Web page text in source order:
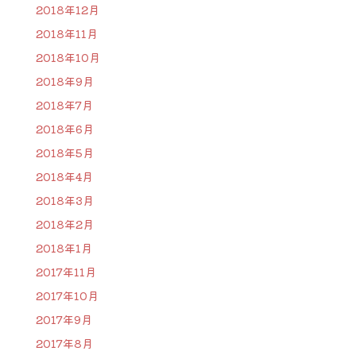
2018年12月
2018年11月
2018年10月
2018年9月
2018年7月
2018年6月
2018年5月
2018年4月
2018年3月
2018年2月
2018年1月
2017年11月
2017年10月
2017年9月
2017年8月